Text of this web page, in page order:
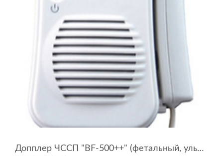
Допплер ЧССП "BF-500++" (фетальный, ультразвуковой)